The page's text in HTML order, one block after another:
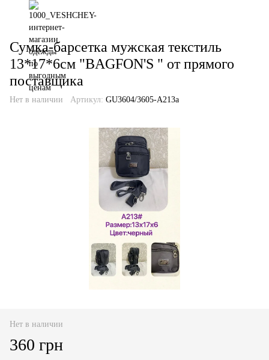
Сумка-барсетка мужская текстиль
13*17*6см "BAGFON'S " от прямого
поставщика
Нет в наличии Артикул: GU3604/3605-A213a
Нет в наличии
360 грн